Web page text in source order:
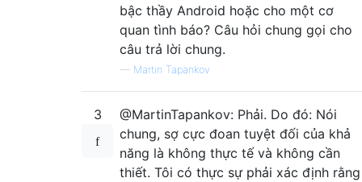
bậc thầy Android hoặc cho một cơ
quan tình báo? Câu hỏi chung gọi cho
câu trả lời chung.
— Martin Tapankov
3
@MartinTapankov: Phải. Do đó: Nói
chung, sợ cực đoan tuyệt đối của khả
năng là không thực tế và không cần
thiết. Tôi có thực sự phải xác định rằng